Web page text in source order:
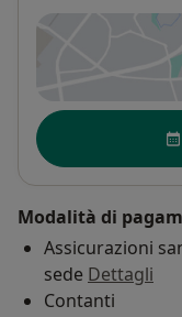
Disponibilità
Modalità di
Assicurazioni
sede Dettagli
Contanti